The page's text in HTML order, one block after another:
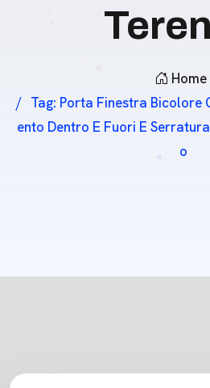
Home
Tag: Porta Finestra Bicolore
Ento Dentro E Fuori E
O